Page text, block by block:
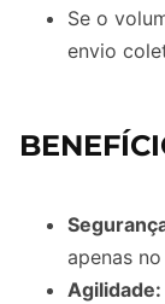
Se o
envio
apenas
Agilidade: